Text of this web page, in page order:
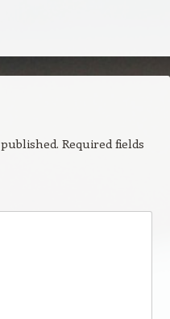
Required fields